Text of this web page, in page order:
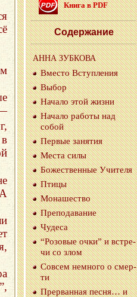
Книга в PDF
Со­дер­жа­ние
АННА ЗУБ­КО­ВА
Вме­сто Вступ­ле­ния
Выбор
На­ча­ло этой жизни
На­ча­ло ра­бо­ты над
собой
Пер­вые за­ня­тия
Места силы
Бо­же­ствен­ные Учи­те­ля
Птицы
Мо­на­ше­ство
Пре­по­да­ва­ние
Чу­де­са
“Ро­зо­вые очки” и встре­
чи со злом
Со­всем немно­го о смер­
ти
Пре­рван­ная песня… и